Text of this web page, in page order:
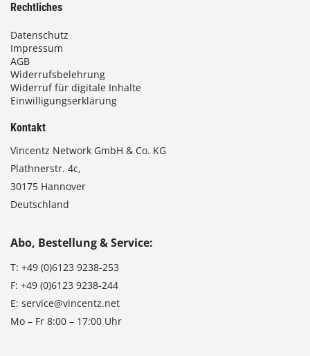
Rechtliches
Datenschutz
Impressum
AGB
Widerrufsbelehrung
Widerruf für digitale Inhalte
Einwilligungserklärung
Kontakt
Vincentz Network GmbH & Co. KG
Plathnerstr. 4c,
30175 Hannover
Deutschland
Abo, Bestellung & Service:
T: +49 (0)6123 9238-253
F: +49 (0)6123 9238-244
E: service@vincentz.net
Mo – Fr 8:00 – 17:00 Uhr